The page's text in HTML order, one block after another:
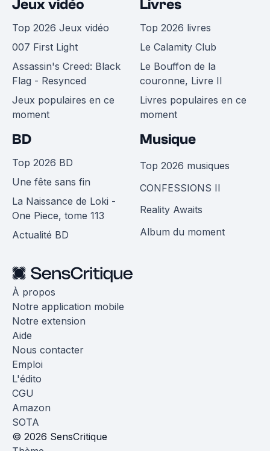
Jeux vidéo
Top 2026 Jeux vidéo
007 First Light
Assassin's Creed: Black
Flag - Resynced
Jeux populaires en ce
moment
Livres
Top 2026 livres
Le Calamity Club
Le Bouffon de la
couronne, Livre II
Livres populaires en ce
moment
BD
Top 2026 BD
Une fête sans fin
La Naissance de Loki -
One Piece, tome 113
Actualité BD
Musique
Top 2026 musiques
CONFESSIONS II
Reality Awaits
Album du moment
À propos
Notre application mobile
Notre extension
Aide
Nous contacter
Emploi
L'édito
CGU
Amazon
SOTA
© 2026 SensCritique